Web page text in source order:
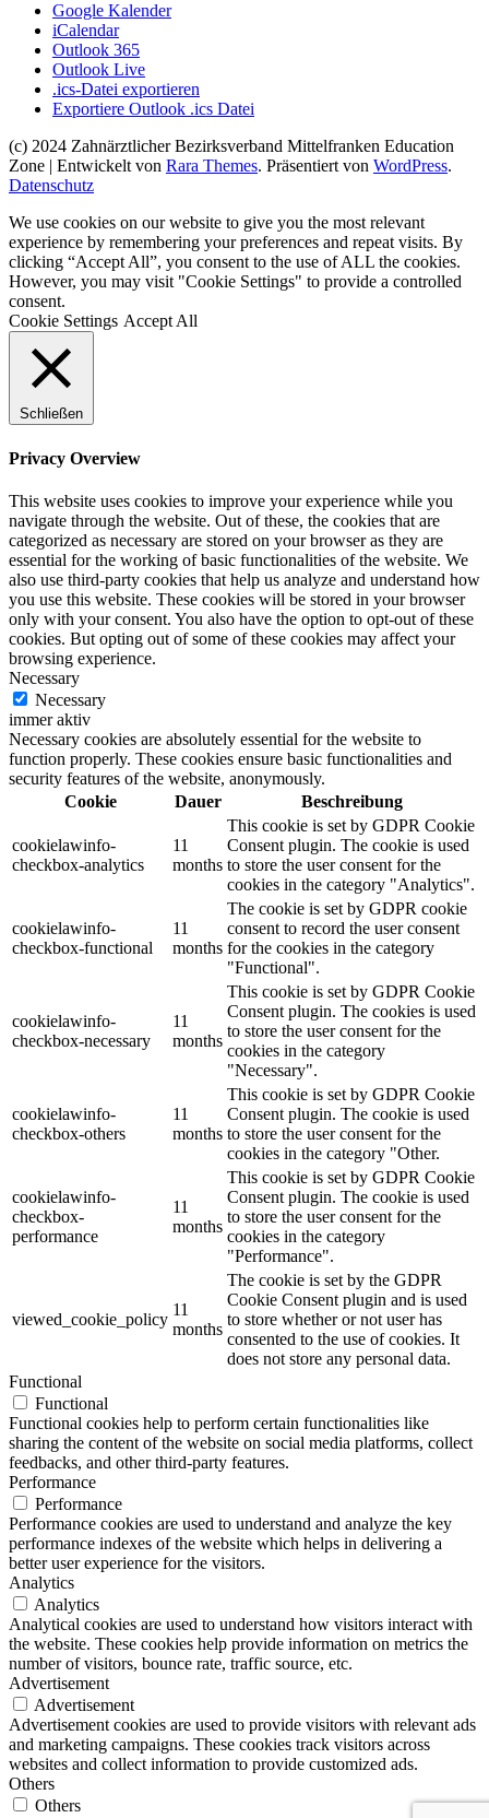
Google Kalender
iCalendar
Outlook 365
Outlook Live
.ics-Datei exportieren
Exportiere Outlook .ics Datei
(c) 2024 Zahnärztlicher Bezirksverband Mittelfranken Education
Zone | Entwickelt von Rara Themes. Präsentiert von WordPress.
Datenschutz
We use cookies on our website to give you the most relevant
experience by remembering your preferences and repeat visits. By
clicking “Accept All”, you consent to the use of ALL the cookies.
However, you may visit "Cookie Settings" to provide a controlled
consent.
Cookie Settings Accept All
Schließen
Privacy Overview
This website uses cookies to improve your experience while you
navigate through the website. Out of these, the cookies that are
categorized as necessary are stored on your browser as they are
essential for the working of basic functionalities of the website. We
also use third-party cookies that help us analyze and understand how
you use this website. These cookies will be stored in your browser
only with your consent. You also have the option to opt-out of these
cookies. But opting out of some of these cookies may affect your
browsing experience.
Necessary
Necessary
immer aktiv
Necessary cookies are absolutely essential for the website to
function properly. These cookies ensure basic functionalities and
security features of the website, anonymously.
Cookie
Dauer Beschreibung
cookielawinfo-
checkbox-analytics
11
months
This cookie is set by GDPR Cookie
Consent plugin. The cookie is used
to store the user consent for the
cookies in the category "Analytics".
cookielawinfo-
checkbox-functional
11
months
The cookie is set by GDPR cookie
consent to record the user consent
for the cookies in the category
"Functional".
cookielawinfo-
checkbox-necessary
11
months
This cookie is set by GDPR Cookie
Consent plugin. The cookies is used
to store the user consent for the
cookies in the category
"Necessary".
cookielawinfo-
checkbox-others
11
months
This cookie is set by GDPR Cookie
Consent plugin. The cookie is used
to store the user consent for the
cookies in the category "Other.
cookielawinfo-
checkbox-
performance
11
months
This cookie is set by GDPR Cookie
Consent plugin. The cookie is used
to store the user consent for the
cookies in the category
"Performance".
viewed_cookie_policy
11
months
The cookie is set by the GDPR
Cookie Consent plugin and is used
to store whether or not user has
consented to the use of cookies. It
does not store any personal data.
Functional
Functional
Functional cookies help to perform certain functionalities like
sharing the content of the website on social media platforms, collect
feedbacks, and other third-party features.
Performance
Performance
Performance cookies are used to understand and analyze the key
performance indexes of the website which helps in delivering a
better user experience for the visitors.
Analytics
Analytics
Analytical cookies are used to understand how visitors interact with
the website. These cookies help provide information on metrics the
number of visitors, bounce rate, traffic source, etc.
Advertisement
Advertisement
Advertisement cookies are used to provide visitors with relevant ads
and marketing campaigns. These cookies track visitors across
websites and collect information to provide customized ads.
Others
Others